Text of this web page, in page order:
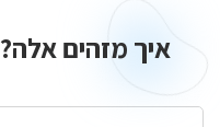
איך מזהים אלה?